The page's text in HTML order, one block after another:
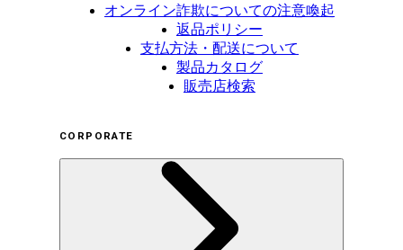
オンライン詐欺についての注意喚起
返品ポリシー
支払方法・配送について
製品カタログ
販売店検索
CORPORATE